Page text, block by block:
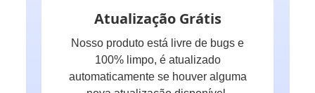
Atualização Grátis
Nosso produto está livre de bugs e
100% limpo, é atualizado
automaticamente se houver alguma